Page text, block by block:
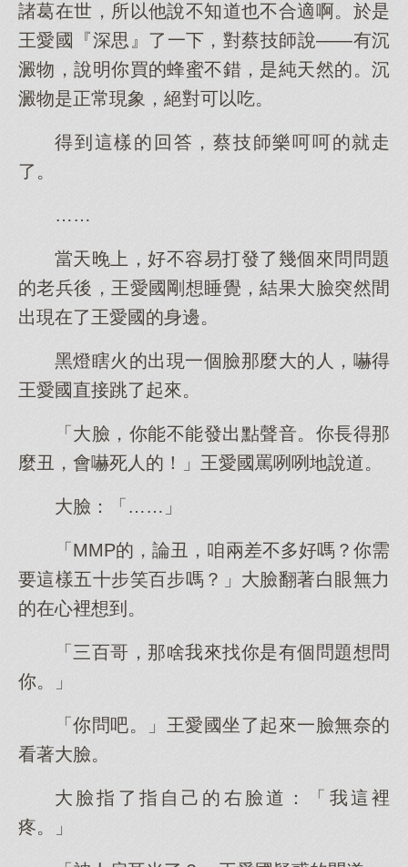
諸葛在世，所以他說不知道也不合適啊。於是
王愛國『深思』了一下，對蔡技師說——有沉
澱物，說明你買的蜂蜜不錯，是純天然的。沉
澱物是正常現象，絕對可以吃。
得到這樣的回答，蔡技師樂呵呵的就走
了。
……
當天晚上，好不容易打發了幾個來問問題
的老兵後，王愛國剛想睡覺，結果大臉突然間
出現在了王愛國的身邊。
黑燈瞎火的出現一個臉那麼大的人，嚇得
王愛國直接跳了起來。
「大臉，你能不能發出點聲音。你長得那
麼丑，會嚇死人的！」王愛國罵咧咧地說道。
大臉：「……」
「MMP的，論丑，咱兩差不多好嗎？你需
要這樣五十步笑百步嗎？」大臉翻著白眼無力
的在心裡想到。
「三百哥，那啥我來找你是有個問題想問
你。」
「你問吧。」王愛國坐了起來一臉無奈的
看著大臉。
大臉指了指自己的右臉道：「我這裡
疼。」